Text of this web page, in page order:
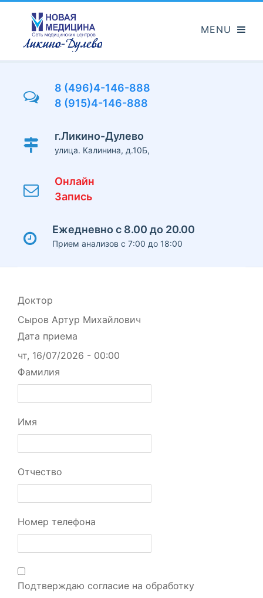
основному
содержанию
8 (496)4-146-888
8 (915)4-146-888
г.Ликино-Дулево
улица. Калинина, д.10Б,
Онлайн
Запись
Ежедневно с 8.00 до 20.00
Прием анализов с 7:00 до 18:00
Доктор
Сыров Артур Михайлович
Дата приема
чт, 16/07/2026 - 00:00
Фамилия
Имя
Отчество
Номер телефона
Подтверждаю согласие на обработку